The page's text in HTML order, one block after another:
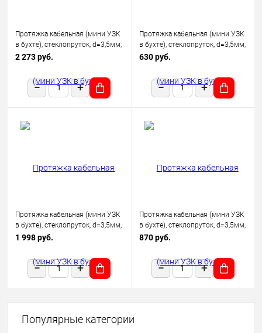
Протяжка кабельная (мини УЗК
в бухте), стеклопруток, d=3,5мм,
50м КРАСНАЯ
2 273 руб.
Протяжка кабельная (мини УЗК
в бухте), стеклопруток, d=3,5мм,
5м КРАСНАЯ
630 руб.
Протяжка кабельная (мини УЗК
в бухте), стеклопруток, d=3,5мм,
25м КРАСНАЯ
1 998 руб.
Протяжка кабельная (мини УЗК
в бухте), стеклопруток, d=3,5мм,
7м КРАСНАЯ
870 руб.
Популярные категории